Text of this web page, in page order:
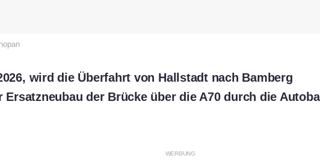
wird die Überfahrt von Hallstadt nach Bamberg
der Brücke über die A70 durch die
WERBUNG